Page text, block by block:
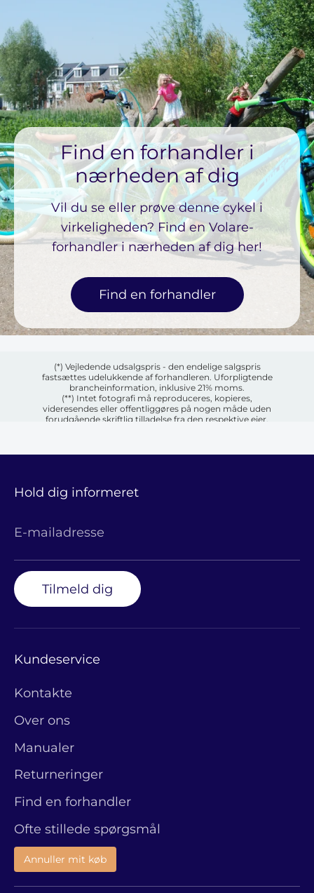
Find en forhandler i
nærheden af ​​dig
Vil du se eller prøve denne cykel i
virkeligheden? Find en Volare-
forhandler i nærheden af ​​dig her!
Find en forhandler
(*) Vejledende udsalgspris - den endelige salgspris
fastsættes udelukkende af forhandleren. Uforpligtende
brancheinformation, inklusive 21% moms.
(**) Intet fotografi må reproduceres, kopieres,
videresendes eller offentliggøres på nogen måde uden
forudgående skriftlig tilladelse fra den respektive ejer.
Hold dig informeret
E-mailadresse
Tilmeld dig
Kundeservice
Kontakte
Over ons
Manualer
Returneringer
Find en forhandler
Ofte stillede spørgsmål
Annuller mit køb